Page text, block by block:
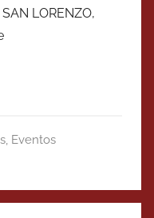
LORENZO,
, Eventos